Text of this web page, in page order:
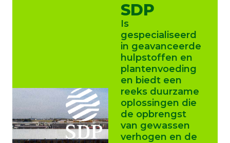
SDP
Is
gespecialiseerd
in geavanceerde
hulpstoffen en
plantenvoeding
en biedt een
reeks duurzame
oplossingen die
de opbrengst
van gewassen
verhogen en de